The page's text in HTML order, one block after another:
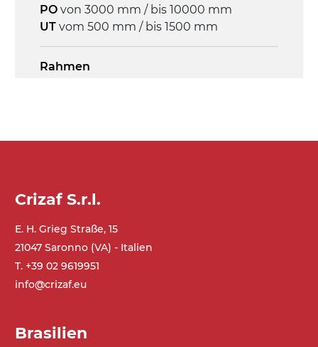
PO von 3000 mm / bis 10000 mm
UT vom 500 mm / bis 1500 mm
Rahmen
Alu-Legierung
Ständer
ausziehbare Elemente und Gelenke aus
verzinktem Stahl, (Einstellwinkel 0°-55°)
Beine aus verzinktem Metallrohr,
Förderfläche
Crizaf S.r.l.
E. H. Grieg Straße, 15
21047 Saronno (VA) - Italien
T. +39 02 9619951
info@crizaf.eu
Brasilien